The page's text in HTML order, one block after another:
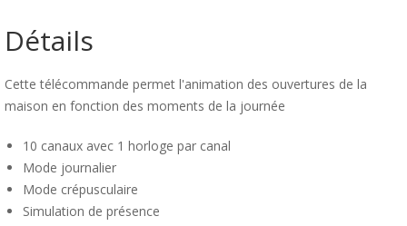
Détails
Cette télécommande permet l'animation des ouvertures de la
maison en fonction des moments de la journée
10 canaux avec 1 horloge par canal
Mode journalier
Mode crépusculaire
Simulation de présence